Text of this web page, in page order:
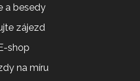
a besedy
zájezd
shop
na míru